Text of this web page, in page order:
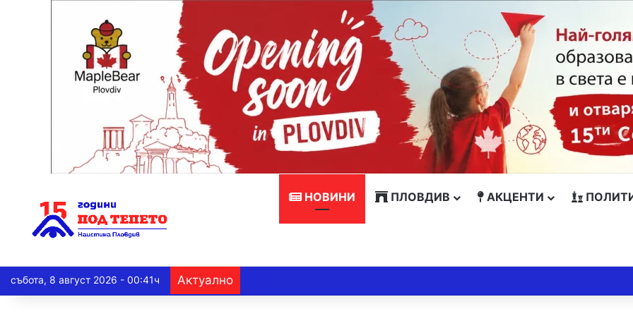
НОВИНИ ПЛОВДИВ АКЦЕНТИ
събота, 8 август 2026 - 00:41ч Актуално